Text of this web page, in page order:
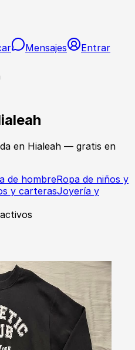
Mensajes Entrar
en Hialeah — gratis en
de hombreRopa de niños y
y carterasJoyería y